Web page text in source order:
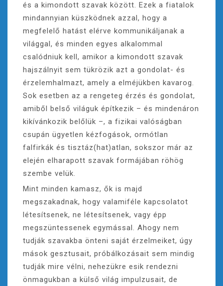
és a kimondott szavak között. Ezek a fiatalok
mindannyian küszködnek azzal, hogy a
megfelelő hatást elérve kommunikáljanak a
világgal, és minden egyes alkalommal
csalódniuk kell, amikor a kimondott szavak
hajszálnyit sem tükrözik azt a gondolat- és
érzelemhalmazt, amely a elméjükben kavarog.
Sok esetben az a rengeteg érzés és gondolat,
amiből belső világuk építkezik – és mindenáron
kikívánkozik belőlük –, a fizikai valóságban
csupán ügyetlen kézfogások, ormótlan
falfirkák és tisztáz(hat)atlan, sokszor már az
elején elharapott szavak formájában röhög
szembe velük.
Mint minden kamasz, ők is majd
megszakadnak, hogy valamiféle kapcsolatot
létesítsenek, ne létesítsenek, vagy épp
megszüntessenek egymással. Ahogy nem
tudják szavakba önteni saját érzelmeiket, úgy
mások gesztusait, próbálkozásait sem mindig
tudják mire vélni, nehezükre esik rendezni
önmagukban a külső világ impulzusait, de